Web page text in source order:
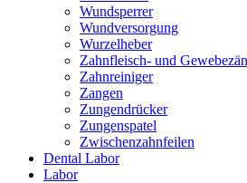
Wundsperrer
Wundversorgung
Wurzelheber
Zahnfleisch- und
Zahnreiniger
Zangen
Zungendrücker
Zungenspatel
Zwischenzahnfeilen
Dental Labor
Labor